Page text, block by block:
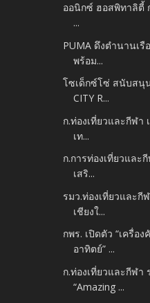
ออนิกซ์ ฮอสพิทาลิตี้
...
PUMA ดึงตำนานเ
พร้อม...
โซเด็กซ์โซ่ สนับสนุ
CITY R...
ก.ท่องเที่ยวและกีฬา
เท...
ก.การท่องเที่ยวแล
เสริ...
รมว.ท่องเที่ยวและ
เชียงใ...
กพร. เปิดตัว “เครื่อ
อาทิตย์” ...
ก.ท่องเที่ยวและกีฬา
“Amazing ...